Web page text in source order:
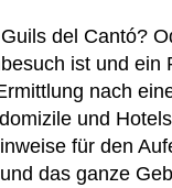
del Cantó?
ist und ein
nach
und
für den
das ganze